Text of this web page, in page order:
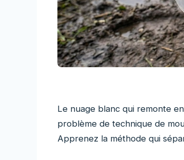
Le nuage blanc qui remonte
problème de technique de
Apprenez la méthode qui